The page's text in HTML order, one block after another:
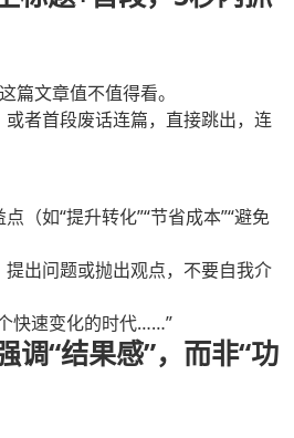
篇文章值不值得看。
者首段废话连篇，直接跳出，连
（如“提升转化”“节省成本”“避免
出问题或抛出观点，不要自我介
快速变化的时代……”
调“结果感”，而非“功